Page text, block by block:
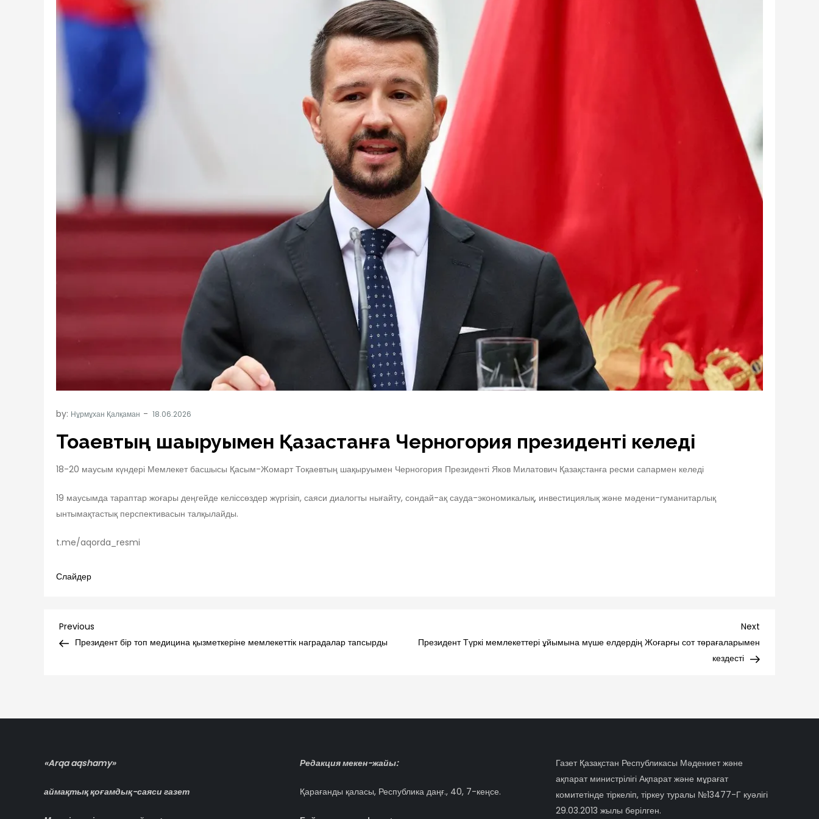
by: Нұрмұхан Қалқаман
Тоқаевтың шақыруымен Қазақстанға Черногория президенті келеді
18-20 маусым күндері Мемлекет басшысы Қасым-Жомарт Тоқаевтың шақыруымен Черногория Президенті Яков Милатович Қазақстанға ресми сапармен келеді
19 маусымда тараптар жоғары деңгейде келіссөздер жүргізіп, саяси диалогты нығайту, сондай-ақ сауда-экономикалық, инвестициялық және мәдени-гуманитарлық
ынтымақтастық перспективасын талқылайды.
t.me/aqorda_resmi
Слайдер
Навигация
Previous
Post
Previous
Президент бір топ медицина қызметкеріне мемлекеттік наградалар тапсырды
Next
Президент Түркі мемлекеттері ұйымына мүше елдердің Жоғарғы сот төрағаларымен
кездесті
«Arqa aqshamy»
аймақтық қоғамдық-саяси газет
Редакция мекен-жайы:
Қарағанды қаласы, Республика даңғ., 40, 7-кеңсе.
Газет Қазақстан Республикасы Мәдениет және
ақпарат министрілігі Ақпарат және мұрағат
комитетінде тіркеліп, тіркеу туралы №13477-Г куәлігі
29.03.2013 жылы берілген.